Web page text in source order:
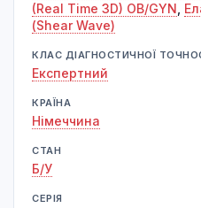
(Real Time 3D) OB/GYN
(Shear Wave)
КЛАС ДІАГНОСТИЧНОЇ
Експертний
КРАЇНА
Німеччина
СТАН
Б/У
СЕРІЯ